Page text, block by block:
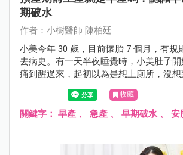
期破水
作者：小樹醫師 陳柏廷
小美今年 30 歲，目前懷胎 7 個月，有規
去病史。有一天半夜睡覺時，小美肚子開
痛到醒過來，起初以為是想上廁所，沒想
下面就開始唏哩花啦的流水出來。小美想
可能是「破水」的情況，趕緊叫先生起床
到醫院檢查。在醫院檢查後，診斷為「早
收藏
關鍵字： 早產 、 急產 、 早期破水 、 安